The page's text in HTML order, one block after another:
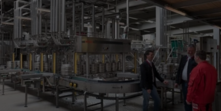
Name SgCookieOptin.lastPreferences
Anbieter FRAKO
Laufzeit 1 Jahr
Dieser Wert speichert Ihre Consent-
Einstellungen. Unter anderem eine zufällig